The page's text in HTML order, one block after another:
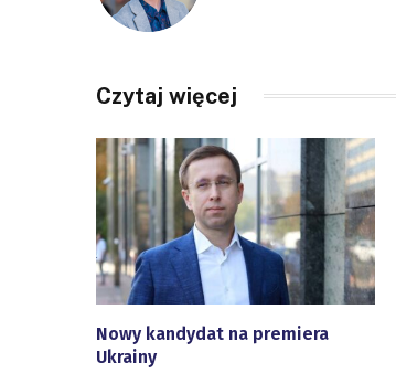
Czytaj więcej
Nowy kandydat na premiera
Ukrainy